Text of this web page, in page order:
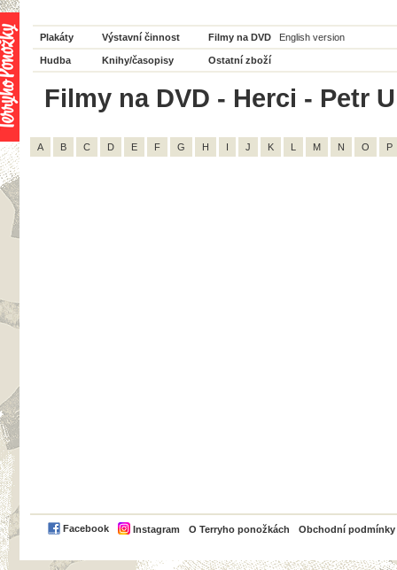
Plakáty Výstavní činnost Filmy na DVD English version
Hudba Knihy/časopisy Ostatní zboží
Filmy na DVD - Herci - Petr
A B C D E F G H I J K L M N O P
Facebook Instagram O Terryho ponožkách Obchodní podmínky
PayPal